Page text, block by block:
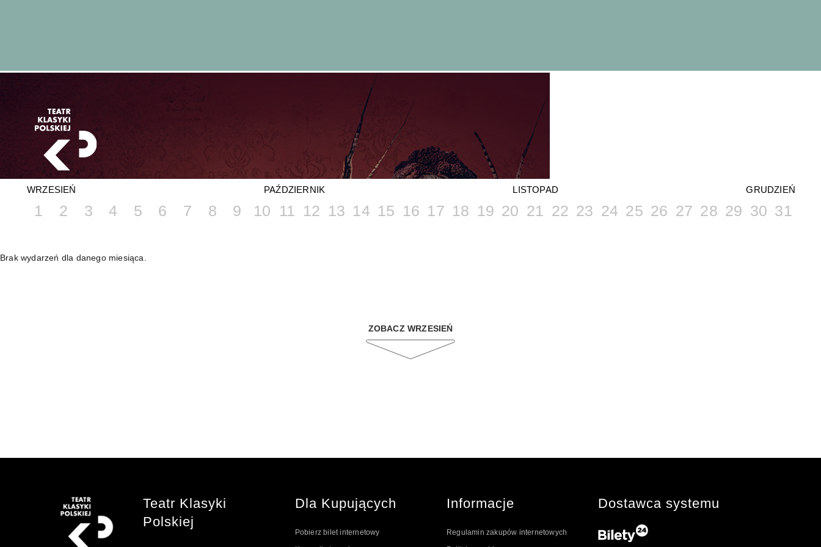
WRZESIEŃ PAŹDZIERNIK LISTOPAD GRUDZIEŃ
1 2 3 4 5 6 7 8 9 10 11 12 13 14 15 16 17 18 19 20 21 22 23 24 25 26 27 28 29 30 31
Brak wydarzeń dla danego miesiąca.
ZOBACZ WRZESIEŃ
Teatr Klasyki
Polskiej
Dla Kupujących
Pobierz bilet internetowy
Informacje
Regulamin zakupów internetowych
Dostawca systemu